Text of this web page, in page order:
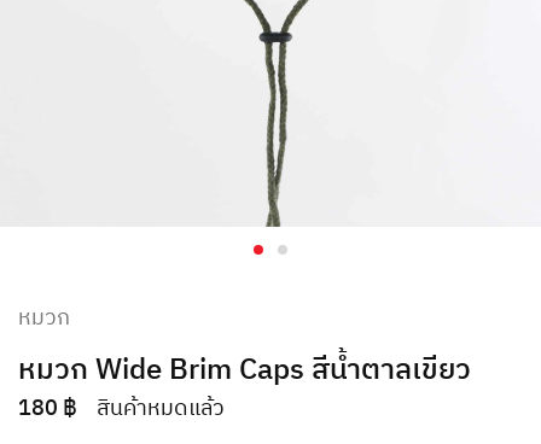
หมวก
หมวก Wide Brim Caps สีน้ำตาลเขียว
180 ฿ สินค้าหมดแล้ว